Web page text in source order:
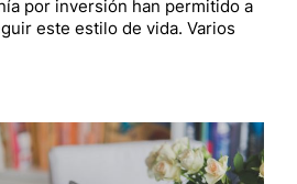
por inversión han permitido a
este estilo de vida. Varios